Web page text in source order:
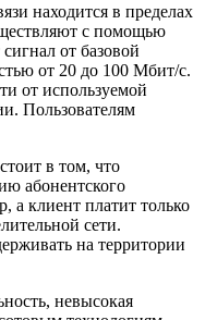
находится в пределах
с помощью
от базовой
от 20 до 100 Мбит/с.
от используемой
Пользователям
в том, что
абонентского
а клиент платит только
сети.
на территории
невысокая